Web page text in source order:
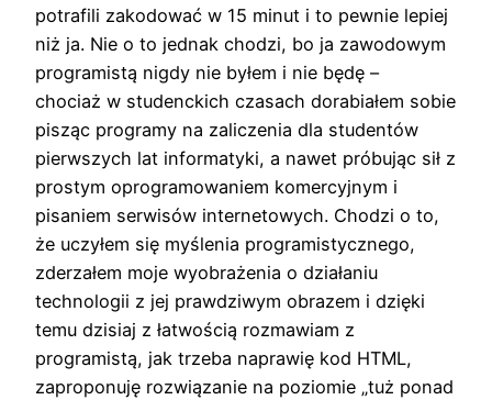
potrafili zakodować w 15 minut i to pewnie lepiej
niż ja. Nie o to jednak chodzi, bo ja zawodowym
programistą nigdy nie byłem i nie będę –
chociaż w studenckich czasach dorabiałem sobie
pisząc programy na zaliczenia dla studentów
pierwszych lat informatyki, a nawet próbując sił z
prostym oprogramowaniem komercyjnym i
pisaniem serwisów internetowych. Chodzi o to,
że uczyłem się myślenia programistycznego,
zderzałem moje wyobrażenia o działaniu
technologii z jej prawdziwym obrazem i dzięki
temu dzisiaj z łatwością rozmawiam z
programistą, jak trzeba naprawię kod HTML,
zaproponuję rozwiązanie na poziomie „tuż ponad